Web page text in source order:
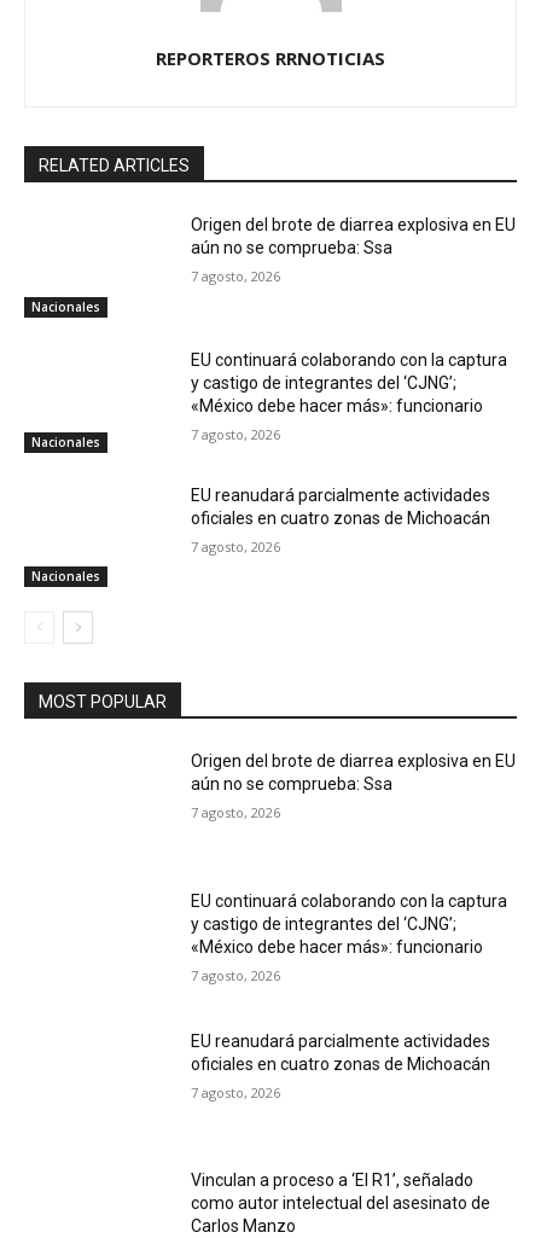
REPORTEROS RRNOTICIAS
RELATED ARTICLES
Nacionales
Origen del brote de diarrea explosiva en EU
aún no se comprueba: Ssa
7 agosto, 2026
Nacionales
EU continuará colaborando con la captura
y castigo de integrantes del ‘CJNG’;
«México debe hacer más»: funcionario
7 agosto, 2026
Nacionales
EU reanudará parcialmente actividades
oficiales en cuatro zonas de Michoacán
7 agosto, 2026
MOST POPULAR
Origen del brote de diarrea explosiva en EU
aún no se comprueba: Ssa
7 agosto, 2026
EU continuará colaborando con la captura
y castigo de integrantes del ‘CJNG’;
«México debe hacer más»: funcionario
7 agosto, 2026
EU reanudará parcialmente actividades
oficiales en cuatro zonas de Michoacán
7 agosto, 2026
Vinculan a proceso a ‘El R1’, señalado
como autor intelectual del asesinato de
Carlos Manzo